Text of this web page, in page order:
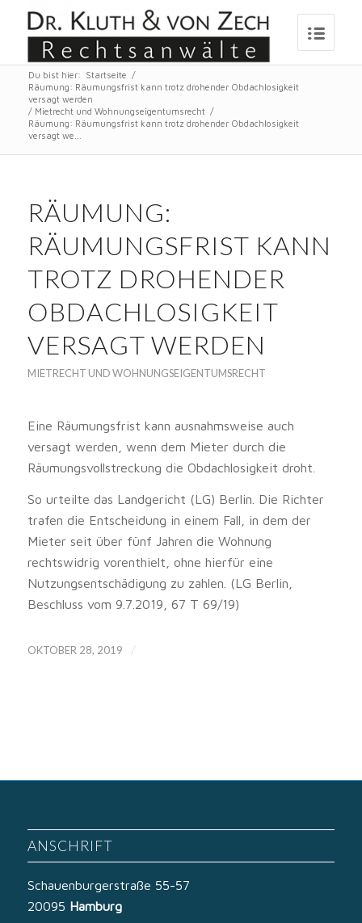
Du bist hier: Startseite
/
Räumung: Räumungsfrist kann trotz drohender Obdachlosigkeit
versagt werden
/ Mietrecht und Wohnungseigentumsrecht /
Räumung: Räumungsfrist kann trotz drohender Obdachlosigkeit
versagt we...
RÄUMUNG:
RÄUMUNGSFRIST KANN
TROTZ DROHENDER
OBDACHLOSIGKEIT
VERSAGT WERDEN
MIETRECHT UND WOHNUNGSEIGENTUMSRECHT
Eine Räumungsfrist kann ausnahmsweise auch
versagt werden, wenn dem Mieter durch die
Räumungsvollstreckung die Obdachlosigkeit droht.
So urteilte das Landgericht (LG) Berlin. Die Richter
trafen die Entscheidung in einem Fall, in dem der
Mieter seit über fünf Jahren die Wohnung
rechtswidrig vorenthielt, ohne hierfür eine
Nutzungsentschädigung zu zahlen. (LG Berlin,
Beschluss vom 9.7.2019, 67 T 69/19)
OKTOBER 28, 2019 /
ANSCHRIFT
Schauenburgerstraße 55-57
20095 Hamburg